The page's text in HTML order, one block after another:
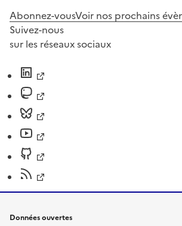
Abonnez-vousVoir nos prochains
Suivez-nous
sur les réseaux sociaux
Données ouvertes